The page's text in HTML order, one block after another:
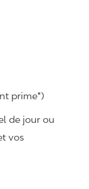
prime*)
de jour ou
vos